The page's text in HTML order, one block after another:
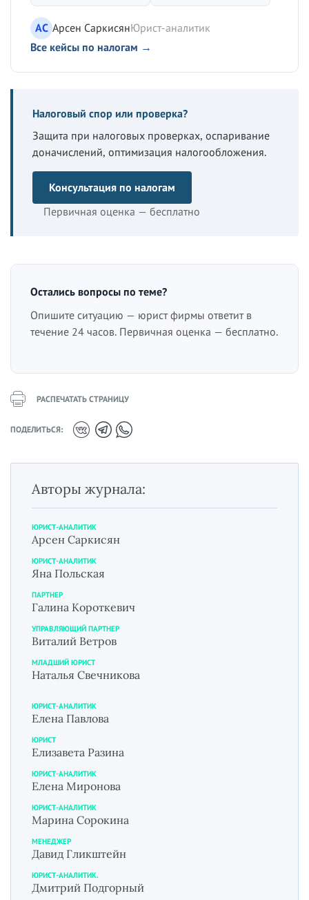
АС Арсен СаркисянЮрист-аналитик
Все кейсы по налогам →
Налоговый спор или проверка?
Защита при налоговых проверках, оспаривание
доначислений, оптимизация налогообложения.
Консультация по налогам
Первичная оценка — бесплатно
Остались вопросы по теме?
Опишите ситуацию — юрист фирмы ответит в
течение 24 часов. Первичная оценка — бесплатно.
РАСПЕЧАТАТЬ СТРАНИЦУ
ПОДЕЛИТЬСЯ:
Авторы журнала:
ЮРИСТ-АНАЛИТИК
Арсен Саркисян
ЮРИСТ-АНАЛИТИК
Яна Польская
ПАРТНЕР
Галина Короткевич
УПРАВЛЯЮЩИЙ ПАРТНЕР
Виталий Ветров
МЛАДШИЙ ЮРИСТ
Наталья Свечникова
ЮРИСТ-АНАЛИТИК
Елена Павлова
ЮРИСТ
Елизавета Разина
ЮРИСТ-АНАЛИТИК
Елена Миронова
ЮРИСТ-АНАЛИТИК
Марина Сорокина
МЕНЕДЖЕР
Давид Гликштейн
ЮРИСТ-АНАЛИТИК.
Дмитрий Подгорный